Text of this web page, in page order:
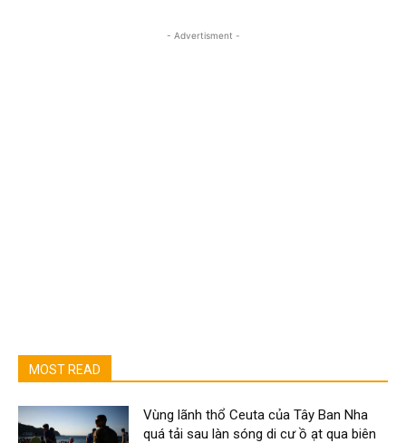
- Advertisment -
MOST READ
Vùng lãnh thổ Ceuta của Tây Ban Nha
quá tải sau làn sóng di cư ồ ạt qua biên